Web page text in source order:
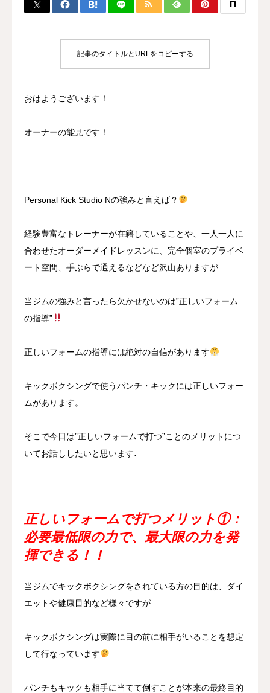
記事のタイトルとURLをコピーする
おはようございます！
オーナーの能見です！
Personal Kick Studio Nの強みと言えば？
経験豊富なトレーナーが在籍していることや、一人一人に
合わせたオーダーメイドレッスンに、完全個室のプライベ
ート空間、手ぶらで通えるなどなど沢山ありますが
当ジムの強みと言ったら欠かせないのは”正しいフォーム
の指導”
正しいフォームの指導には絶対の自信があります
キックボクシングで使うパンチ・キックには正しいフォー
ムがあります。
そこで今日は”正しいフォームで打つ”ことのメリットにつ
いてお話ししたいと思います♩
正しいフォームで打つメリット①：
必要最低限の力で、最大限の力を発
揮できる！！
当ジムでキックボクシングをされている方の目的は、ダイ
エットや健康目的など様々ですが
キックボクシングは実際に目の前に相手がいることを想定
して行なっています
パンチもキックも相手に当てて倒すことが本来の最終目的